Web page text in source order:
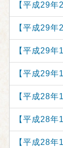
【平成29
【平成29
【平成29
【平成29
【平成28
【平成28
【平成28